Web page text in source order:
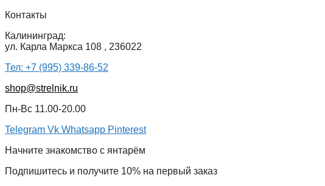
Контакты
Калининград:
ул. Карла Маркса 108 , 236022
Тел: +7 (995) 339-86-52
shop@strelnik.ru
Пн-Вс 11.00-20.00
Telegram Vk Whatsapp Pinterest
Начните знакомство с янтарём
Подпишитесь и получите 10% на первый заказ